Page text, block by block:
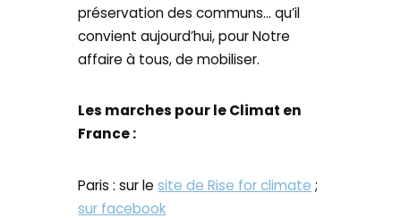
préservation des communs… qu’il
convient aujourd’hui, pour Notre
affaire à tous, de mobiliser.
Les marches pour le Climat en
France :
Paris : sur lesite de Rise for climate ;
sur facebook